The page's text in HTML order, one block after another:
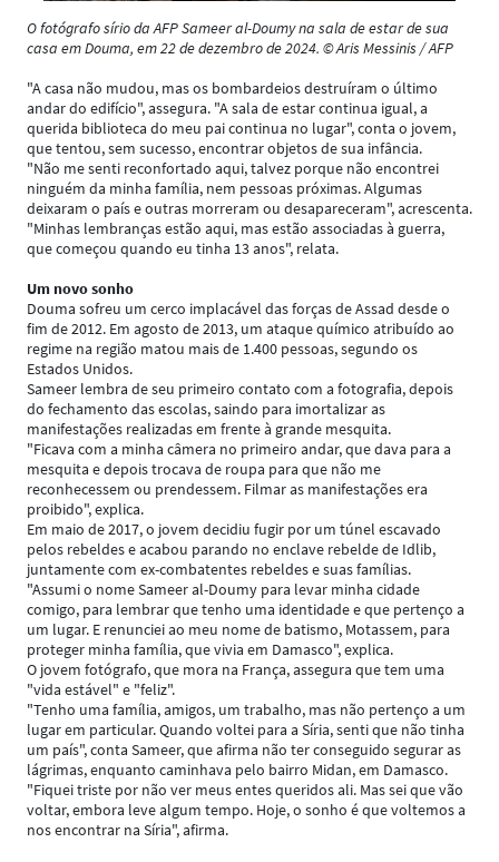
O fotógrafo sírio da AFP Sameer al-Doumy na sala de estar de sua
casa em Douma, em 22 de dezembro de 2024. © Aris Messinis / AFP
"A casa não mudou, mas os bombardeios destruíram o último
andar do edifício", assegura. "A sala de estar continua igual, a
querida biblioteca do meu pai continua no lugar", conta o jovem,
que tentou, sem sucesso, encontrar objetos de sua infância.
"Não me senti reconfortado aqui, talvez porque não encontrei
ninguém da minha família, nem pessoas próximas. Algumas
deixaram o país e outras morreram ou desapareceram", acrescenta.
"Minhas lembranças estão aqui, mas estão associadas à guerra,
que começou quando eu tinha 13 anos", relata.
Um novo sonho
Douma sofreu um cerco implacável das forças de Assad desde o
fim de 2012. Em agosto de 2013, um ataque químico atribuído ao
regime na região matou mais de 1.400 pessoas, segundo os
Estados Unidos.
Sameer lembra de seu primeiro contato com a fotografia, depois
do fechamento das escolas, saindo para imortalizar as
manifestações realizadas em frente à grande mesquita.
"Ficava com a minha câmera no primeiro andar, que dava para a
mesquita e depois trocava de roupa para que não me
reconhecessem ou prendessem. Filmar as manifestações era
proibido", explica.
Em maio de 2017, o jovem decidiu fugir por um túnel escavado
pelos rebeldes e acabou parando no enclave rebelde de Idlib,
juntamente com ex-combatentes rebeldes e suas famílias.
"Assumi o nome Sameer al-Doumy para levar minha cidade
comigo, para lembrar que tenho uma identidade e que pertenço a
um lugar. E renunciei ao meu nome de batismo, Motassem, para
proteger minha família, que vivia em Damasco", explica.
O jovem fotógrafo, que mora na França, assegura que tem uma
"vida estável" e "feliz".
"Tenho uma família, amigos, um trabalho, mas não pertenço a um
lugar em particular. Quando voltei para a Síria, senti que não tinha
um país", conta Sameer, que afirma não ter conseguido segurar as
lágrimas, enquanto caminhava pelo bairro Midan, em Damasco.
"Fiquei triste por não ver meus entes queridos ali. Mas sei que vão
voltar, embora leve algum tempo. Hoje, o sonho é que voltemos a
nos encontrar na Síria", afirma.